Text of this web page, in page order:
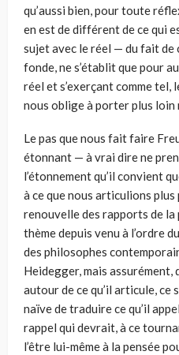
qu’aussi bien, pour toute
en est de différent de ce qui
sujet avec le réel — du fait de
fonde, ne s’établit que pour
réel et s’exerçant comme
nous oblige à porter plus
Le pas que nous fait faire
étonnant — à vrai dire ne
l’étonnement qu’il convient
à ce que nous articulions plus
renouvelle des rapports de la
thème depuis venu à l’ordre
des philosophes
Heidegger, mais
autour de ce qu’il articule, ce
naïve de traduire ce qu’il
rappel qui devrait, à ce
l’être lui-même à la pensée